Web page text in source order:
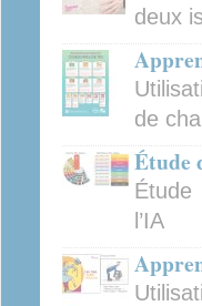
deux
de
Étude
Étude
l’IA